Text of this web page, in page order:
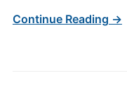
Continue Reading →